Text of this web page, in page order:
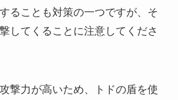
ることも対策の一つですが、そ
してくることに注意してくださ
撃力が高いため、トドの盾を使